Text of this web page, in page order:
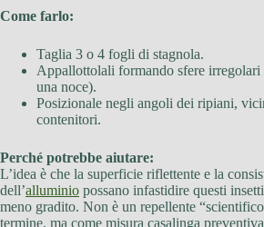
Come farlo:
Taglia 3 o 4 fogli di stagnola.
Appallottolali formando sfere
una noce).
Posizionale negli angoli dei ripiani,
contenitori.
Perché potrebbe aiutare:
L’idea è che la superficie riflettente e la
dell’alluminio possano infastidire questi
meno gradito. Non è un repellente
termine, ma come misura casalinga